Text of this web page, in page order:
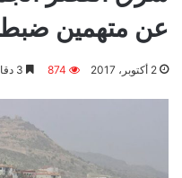
عن متهمين
2 أكتوبر، 2017 874